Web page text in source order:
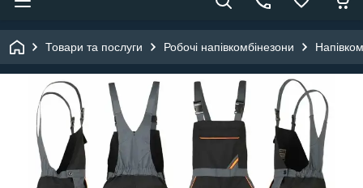
Товари та послуги Робочі напівкомбінезони